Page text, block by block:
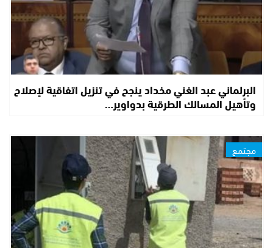
البرلماني عبد الغني مخداد ينجح في تنزيل اتفاقية لإصلاح
وتأهيل المسالك الطرقية بدواوير…
مجتمع